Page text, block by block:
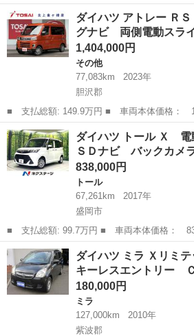
ー名： ダイハツ ■ 車種名： ハイゼット
名： ＤＸ ＳＡＩＩＩ ４ＷＤ 衝突被害軽
ッドランプ ...
岩手 ハイゼット
ダイハツ アトレー Ｒ
グナビ 両側電動スラ
1,404,000円
その他
77,083km
2023年
胆沢郡
■ 支払総額: 149.9万円 ■ 車両本体価格： 1,404,000 円 ■ メーカ
ー名： ダイハツ ■ 車種名： アトレー
４ＷＤ 純正フルセグナビ 両側電動スライ
ステム ...
岩手 胆沢郡 その他
ダイハツ トール Ｘ
ＳＤナビ バックカ
838,000円
トール
67,261km
2017年
盛岡市
■ 支払総額: 99.7万円 ■ 車両本体価格： 838,000 円 ■ メーカー
名： ダイハツ ■ 車種名： トール ■ グ
ライドドア 純正ＳＤナビ バックカメラ
オートライト...
岩手 盛岡市 トール
ダイハツ ミラ Ｘリ
キーレスエントリー
180,000円
ミラ
127,000km
2010年
紫波郡